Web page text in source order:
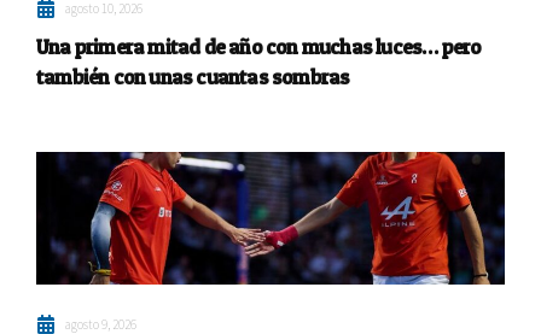
agosto 10, 2026
Una primera mitad de año con muchas luces… pero
también con unas cuantas sombras
agosto 9, 2026